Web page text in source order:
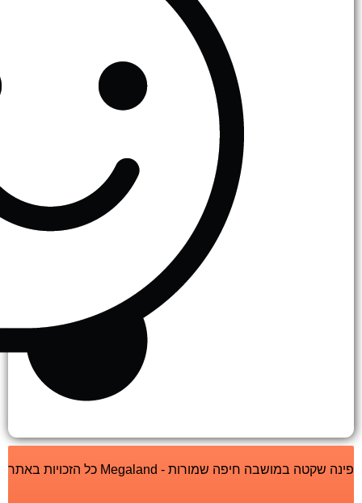
פינה שקטה במושבה חיפה שמורות - Megaland כל הזכויות באתר